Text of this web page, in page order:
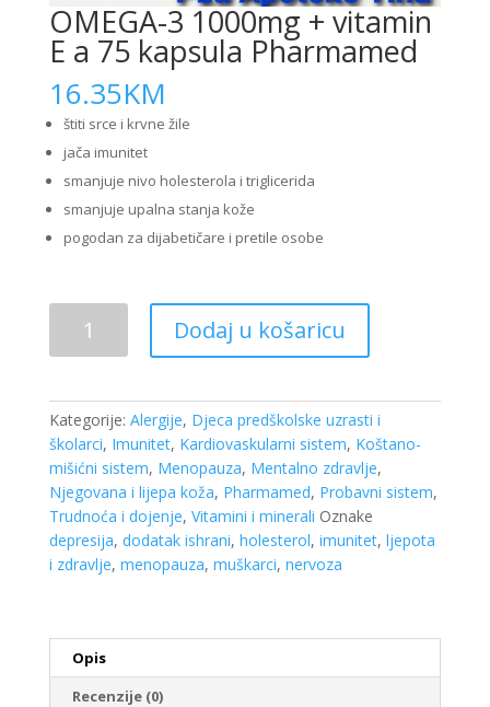
OMEGA-3 1000mg + vitamin
E a 75 kapsula Pharmamed
16.35KM
štiti srce i krvne žile
jača imunitet
smanjuje nivo holesterola i triglicerida
smanjuje upalna stanja kože
pogodan za dijabetičare i pretile osobe
1000mg
vitamin
E
75
kapsula
Pharmamed
količina
Dodaj u košaricu
Kategorije: Alergije, Djeca predškolske uzrasti i
školarci, Imunitet, Kardiovaskularni sistem, Koštano-
mišićni sistem, Menopauza, Mentalno zdravlje,
Njegovana i lijepa koža, Pharmamed, Probavni sistem,
Trudnoća i dojenje, Vitamini i minerali Oznake
depresija, dodatak ishrani, holesterol, imunitet, ljepota
i zdravlje, menopauza, muškarci, nervoza
Opis
Recenzije (0)